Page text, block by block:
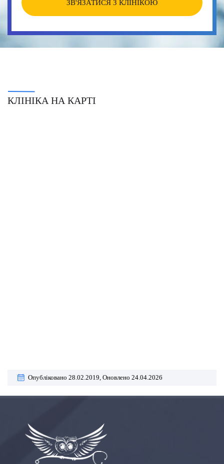
ЗВ'ЯЗАТИСЯ З КЛІНІКОЮ
КЛІНІКА НА КАРТІ
Опубліковано 28.02.2019, Оновлено 24.04.2026